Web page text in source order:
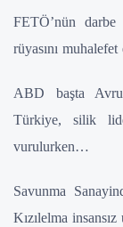
FETÖ’nün
rüyasını
ABD başta
Türkiye, silik
vurulurken…
Savunma
Kızılelma